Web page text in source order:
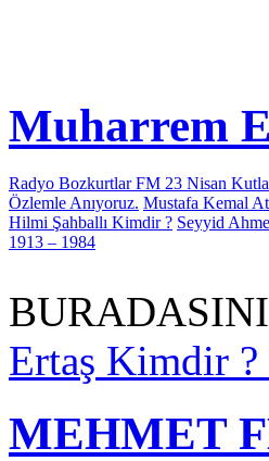
Muharrem
Radyo Bozkurtlar FM 23 Nisan
Özlemle Anıyoruz. Mustafa Kemal
Hilmi Şahballı Kimdir ? Seyyid
1913 – 1984
Ertaş Kimdir
MEHMET